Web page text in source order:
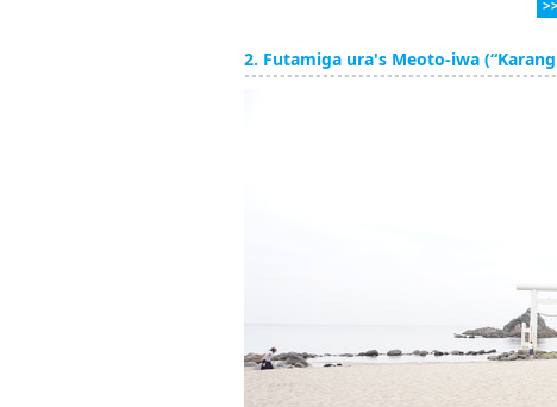
2. Futamiga ura's Meoto-iwa